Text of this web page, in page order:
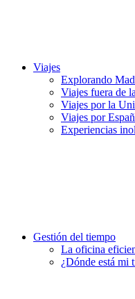
Viajes
Explorando
Viajes fuera de
Viajes por la
Viajes por
Experiencias
Gestión del tiempo
La oficina
¿Dónde está mi